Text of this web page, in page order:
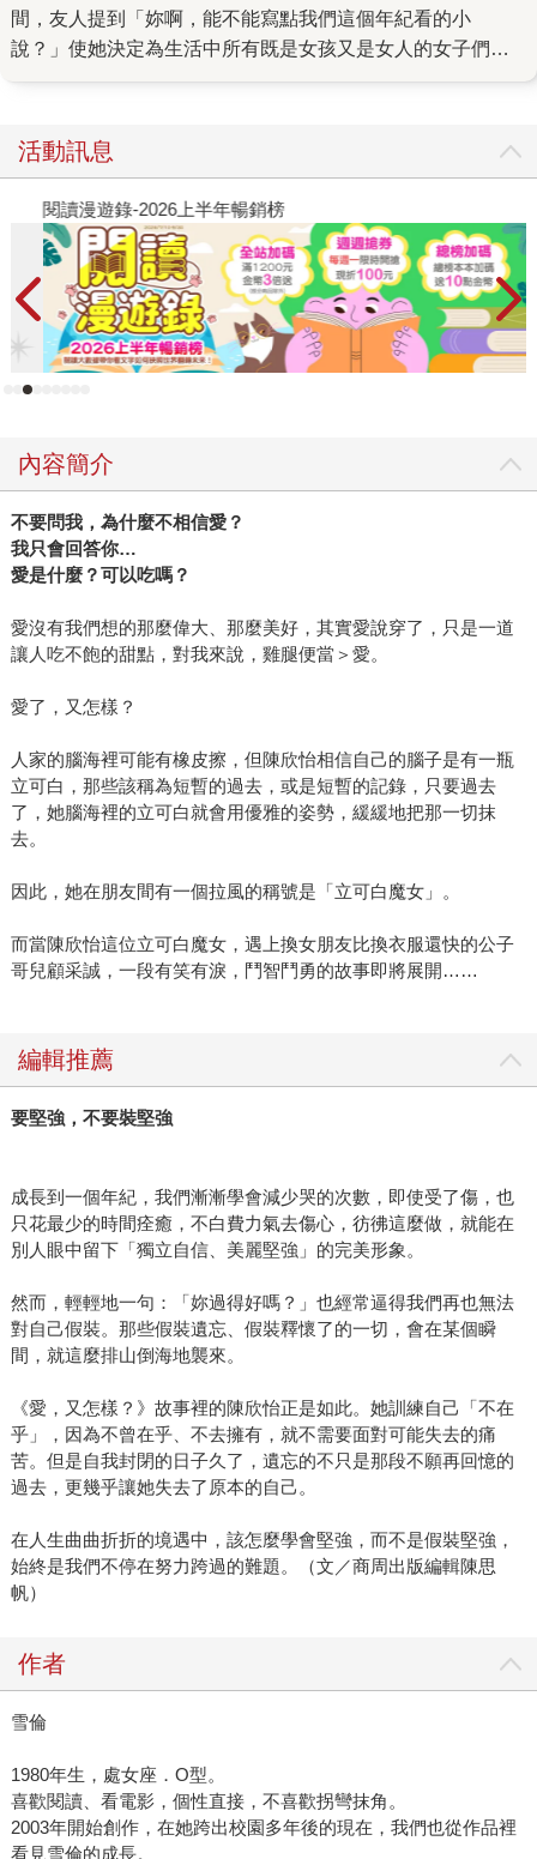
間，友人提到「妳啊，能不能寫點我們這個年紀看的小
說？」使她決定為生活中所有既是女孩又是女人的女子們，
會??和雪倫合作的這些年，無論是她書寫的故事，乃至於她
本人，都與上述詞彙有著極深切的關聯。 她的小說，看不到
風花雪月的情節，而是忠實地描繪著現實人生裡，面對各種
情感時可能遭遇的糾結。透過角色對話和故事發展，雪倫更
每每寫出打進閱讀者內心，令人忍不住想拿起螢光筆畫重點
的絕妙字句。或戳中淚點、或戳中笑點，我們總在又哭又笑
間，就這麼讀完一個又一個她所寫的故事，彷彿自己也隨著
經歷了主角們一段又一段的人生。讀著她的故事，我們才發
現自己是如此愛笑，也如此愛哭。 而不知不覺間，竟也發現
家熱愛雪倫的故事、追蹤她的粉絲團之餘，也紛紛對這位行
事作風有點低調、有點神祕的作者產生好奇。 其實，一如她
塑造的角色們，也一如她的文字。大部分的時候她堅強瀟
灑，卻也有許多時刻是脆弱易感的。她熱愛生活，將自己的
日子過得很精采，卻老稱自己是個不折不扣的宅女。她經常
鼓勵讀者們記得「愛自己」，卻常常為身邊的家人朋友們付
出到忘了自我…… 說穿了，她也和我們一樣，在日常的一切
此，才得以寫出最貼近你我的心情，在讀者心中留下最恰到
活動訊息
閱讀漫遊錄-2026上半年暢銷榜
內容簡介
不要問我，為什麼不相信愛？
我只會回答你…
愛是什麼？可以吃嗎？
愛沒有我們想的那麼偉大、那麼美好，其實愛說穿了，只是一道
讓人吃不飽的甜點，對我來說，雞腿便當＞愛。
愛了，又怎樣？
人家的腦海裡可能有橡皮擦，但陳欣怡相信自己的腦子是有一瓶
立可白，那些該稱為短暫的過去，或是短暫的記錄，只要過去
了，她腦海裡的立可白就會用優雅的姿勢，緩緩地把那一切抹
去。
因此，她在朋友間有一個拉風的稱號是「立可白魔女」。
而當陳欣怡這位立可白魔女，遇上換女朋友比換衣服還快的公子
哥兒顧采誠，一段有笑有淚，鬥智鬥勇的故事即將展開……
編輯推薦
要堅強，不要裝堅強
成長到一個年紀，我們漸漸學會減少哭的次數，即使受了傷，也
只花最少的時間痊癒，不白費力氣去傷心，彷彿這麼做，就能在
別人眼中留下「獨立自信、美麗堅強」的完美形象。
然而，輕輕地一句：「妳過得好嗎？」也經常逼得我們再也無法
對自己假裝。那些假裝遺忘、假裝釋懷了的一切，會在某個瞬
間，就這麼排山倒海地襲來。
《愛，又怎樣？》故事裡的陳欣怡正是如此。她訓練自己「不在
乎」，因為不曾在乎、不去擁有，就不需要面對可能失去的痛
苦。但是自我封閉的日子久了，遺忘的不只是那段不願再回憶的
過去，更幾乎讓她失去了原本的自己。
在人生曲曲折折的境遇中，該怎麼學會堅強，而不是假裝堅強，
始終是我們不停在努力跨過的難題。（文／商周出版編輯陳思
帆）
作者
雪倫
1980年生，處女座．O型。
喜歡閱讀、看電影，個性直接，不喜歡拐彎抹角。
2003年開始創作，在她跨出校園多年後的現在，我們也從作品裡
看見雪倫的成長。